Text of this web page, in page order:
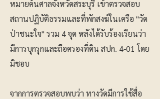
หมายค้นศาลจังหวัดสระบุรี เข้าตรวจสอบ
สถานปฏิบัติธรรมและที่พักสงฆ์ในเครือ "วัด
ป่าชนะใจ" รวม 4 จุด หลังได้รับร้องเรียนว่า
มีการบุกรุกและถือครองที่ดิน สปก. 4-01 โดย
มิชอบ
​จากการตรวจสอบพบว่า ทางวัดมีการใช้สื่อ